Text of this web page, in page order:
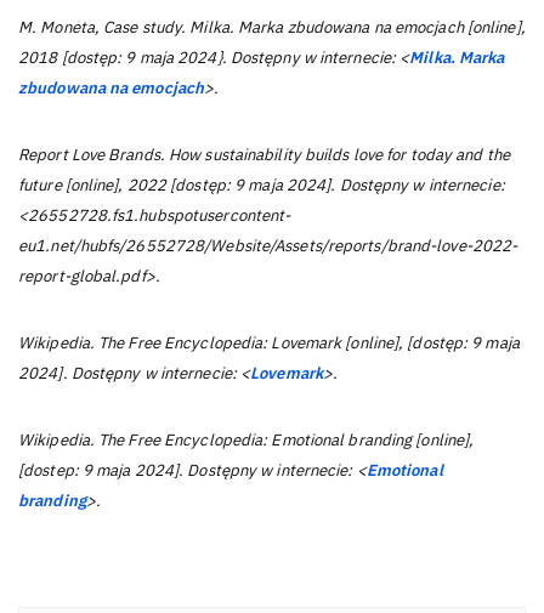
M. Moneta, Case study. Milka. Marka zbudowana na emocjach [online],
2018 [dostęp: 9 maja 2024}. Dostępny w internecie: <Milka. Marka
zbudowana na emocjach>.
Report Love Brands. How sustainability builds love for today and the
future [online], 2022 [dostęp: 9 maja 2024]. Dostępny w internecie:
<26552728.fs1.hubspotusercontent-
eu1.net/hubfs/26552728/Website/Assets/reports/brand-love-2022-
report-global.pdf>.
Wikipedia. The Free Encyclopedia: Lovemark [online], [dostęp: 9 maja
2024]. Dostępny w internecie: <Lovemark>.
Wikipedia. The Free Encyclopedia: Emotional branding [online],
[dostep: 9 maja 2024]. Dostępny w internecie: <Emotional
branding>.